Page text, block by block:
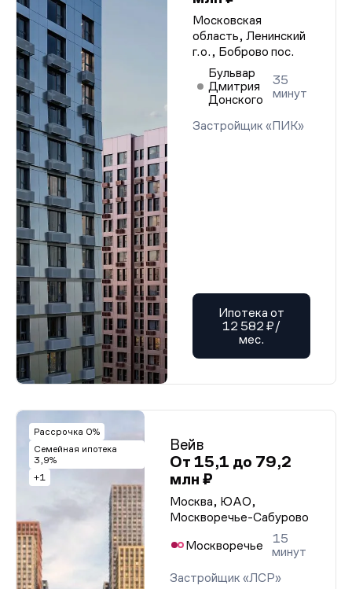
Московская
область, Ленинский
г.о., Боброво пос.
Бульвар
Дмитрия
Донского
35
минут
Застройщик «ПИК»
Ипотека от
12 582 ₽/
мес.
Рассрочка 0%
Семейная ипотека
3,9%
+1
Вейв
От 15,1 до 79,2
млн ₽
Москва, ЮАО,
Москворечье-Сабурово
Москворечье
15
минут
Застройщик «ЛСР»